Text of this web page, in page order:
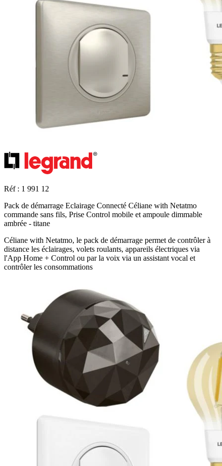
Réf : 1 991 12
Pack de démarrage Eclairage Connecté Céliane with Netatmo
commande sans fils, Prise Control mobile et ampoule dimmable
ambrée - titane
Céliane with Netatmo, le pack de démarrage permet de contrôler à
distance les éclairages, volets roulants, appareils électriques via
l'App Home + Control ou par la voix via un assistant vocal et
contrôler les consommations